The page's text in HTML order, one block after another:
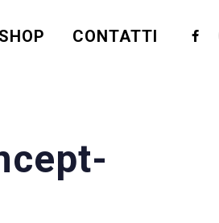
SHOP CONTATTI